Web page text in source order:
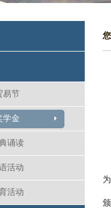
易节
学金
诵读
活动
活动